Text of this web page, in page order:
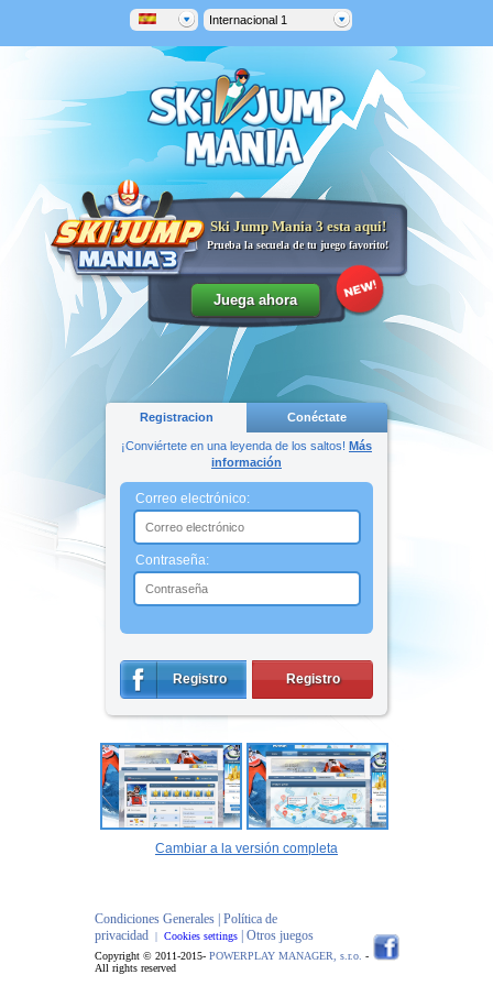
Internacional 1
Ski Jump Mania 3 esta aqui!
Prueba la secuela de tu juego favorito!
Registracion Conéctate
¡Conviértete en una leyenda de los saltos! Más
información
Correo electrónico:
Contraseña:
Registro Registro
Cambiar a la versión completa
Condiciones Generales | Política de
privacidad | Cookies settings | Otros juegos
Copyright © 2011-2015- POWERPLAY MANAGER, s.r.o. -
All rights reserved